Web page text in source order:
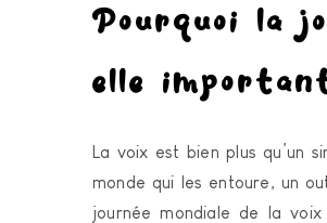
Pourquoi la
elle
La voix est bien plus qu’un
monde qui les entoure, un
journée mondiale de la